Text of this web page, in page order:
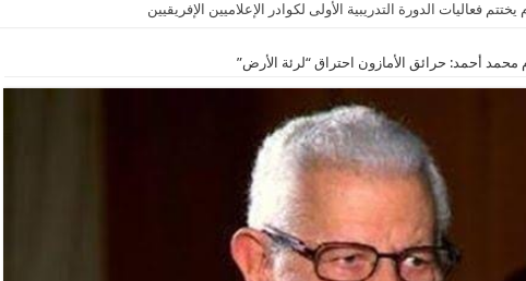
يختتم فعاليات الدورة التدريبية الأولى لكوادر الإعلاميين الإفريقيين
محمد أحمد: حرائق الأمازون احتراق “لرئة الأرض”